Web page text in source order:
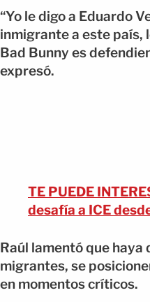
“Yo le digo a Eduardo
inmigrante a este país,
Bad Bunny es
expresó.
TE PUEDE
desafía a ICE
Raúl lamentó que haya
migrantes, se
en momentos críticos.